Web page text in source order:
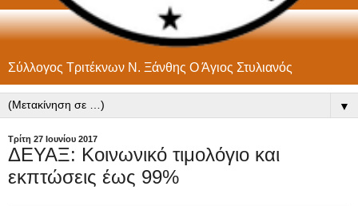
Σύλλογος Τριτέκνων Ν. Ξάνθης Ο Άγιος Στυλιανός
▼
Τρίτη 27 Ιουνίου 2017
ΔΕΥΑΞ: Κοινωνικό τιμολόγιο και
εκπτώσεις έως 99%